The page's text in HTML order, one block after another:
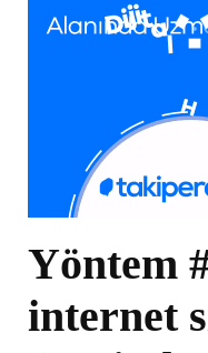
Yöntem
internet